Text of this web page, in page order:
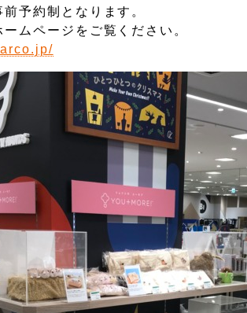
予約制となります。
ムページをご覧ください。